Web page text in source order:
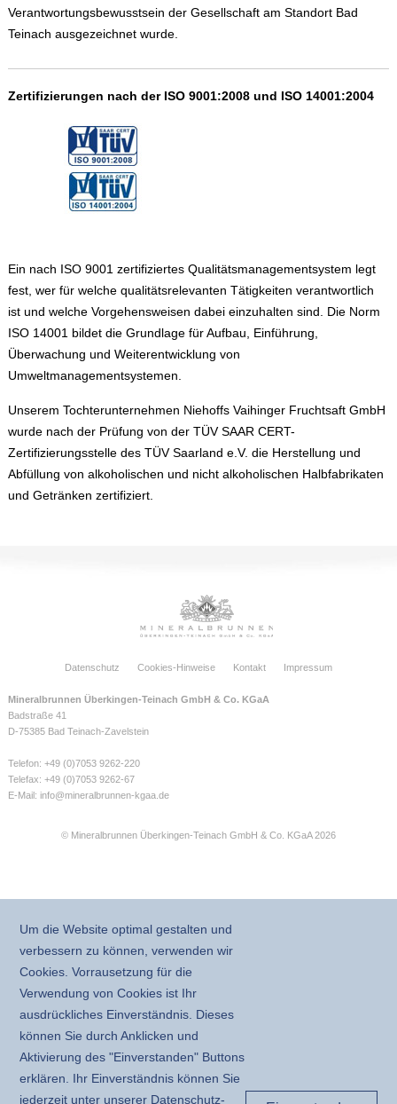
Verantwortungsbewusstsein der Gesellschaft am Standort Bad
Teinach ausgezeichnet wurde.
Zertifizierungen nach der ISO 9001:2008 und ISO 14001:2004
Ein nach ISO 9001 zertifiziertes Qualitätsmanagementsystem legt
fest, wer für welche qualitätsrelevanten Tätigkeiten verantwortlich
ist und welche Vorgehensweisen dabei einzuhalten sind. Die Norm
ISO 14001 bildet die Grundlage für Aufbau, Einführung,
Überwachung und Weiterentwicklung von
Umweltmanagementsystemen.
Unserem Tochterunternehmen Niehoffs Vaihinger Fruchtsaft GmbH
wurde nach der Prüfung von der TÜV SAAR CERT-
Zertifizierungsstelle des TÜV Saarland e.V. die Herstellung und
Abfüllung von alkoholischen und nicht alkoholischen Halbfabrikaten
und Getränken zertifiziert.
Datenschutz Cookies-Hinweise Kontakt Impressum
Mineralbrunnen Überkingen-Teinach GmbH & Co. KGaA
Badstraße 41
D-75385 Bad Teinach-Zavelstein
Telefon: +49 (0)7053 9262-220
Telefax: +49 (0)7053 9262-67
E-Mail: info@mineralbrunnen-kgaa.de
© Mineralbrunnen Überkingen-Teinach GmbH & Co. KGaA 2026
Um die Website optimal gestalten und
verbessern zu können, verwenden wir
Cookies. Vorrausetzung für die
Verwendung von Cookies ist Ihr
ausdrückliches Einverständnis. Dieses
können Sie durch Anklicken und
Aktivierung des "Einverstanden" Buttons
erklären. Ihr Einverständnis können Sie
jederzeit unter unserer Daten­schutz­